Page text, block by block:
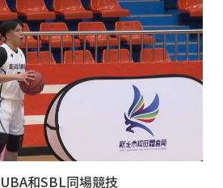
和SBL同場競技